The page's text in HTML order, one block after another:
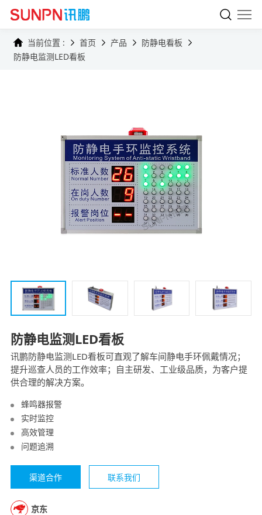
当前位置 : 首页 产品
防静电看板
防静电监测LED看板
防静电监测LED看板
讯鹏防静电监测LED看板可直观了解车间静电手环佩戴情况；
提升巡查人员的工作效率；自主研发、工业级品质，为客户提
供合理的解决方案。
蜂鸣器报警
实时监控
高效管理
问题追溯
渠道合作 联系我们
京东